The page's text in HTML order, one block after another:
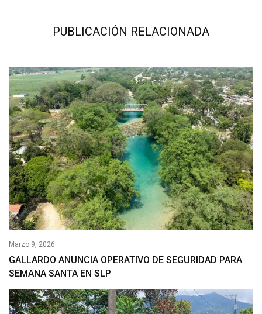
PUBLICACIÓN RELACIONADA
Marzo 9, 2026
GALLARDO ANUNCIA OPERATIVO DE SEGURIDAD PARA
SEMANA SANTA EN SLP